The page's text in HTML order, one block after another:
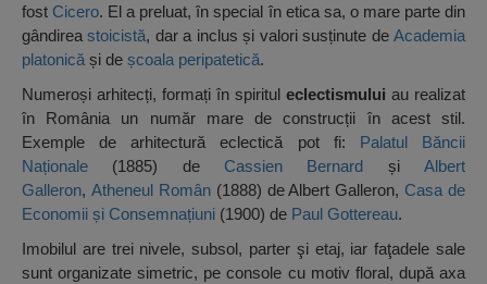
fost Cicero. El a preluat, în special în etica sa, o mare parte din
gândireastoicistă, dar a inclus și valori susținute deAcademia
platonică și de școala peripatetică.
Numeroși arhitecți, formați în spiritul eclectismului au realizat
în România un număr mare de construcții în acest stil.
Exemple de arhitectură eclectică pot fi: Palatul Băncii
Naționale (1885) de Cassien Bernard șiAlbert
Galleron, Atheneul Român(1888) de Albert Galleron, Casa de
Economii și Consemnațiuni (1900) de Paul Gottereau.
Imobilul are trei nivele, subsol, parter şi etaj, iar faţadele sale
sunt organizate simetric, pe console cu motiv floral, după axa